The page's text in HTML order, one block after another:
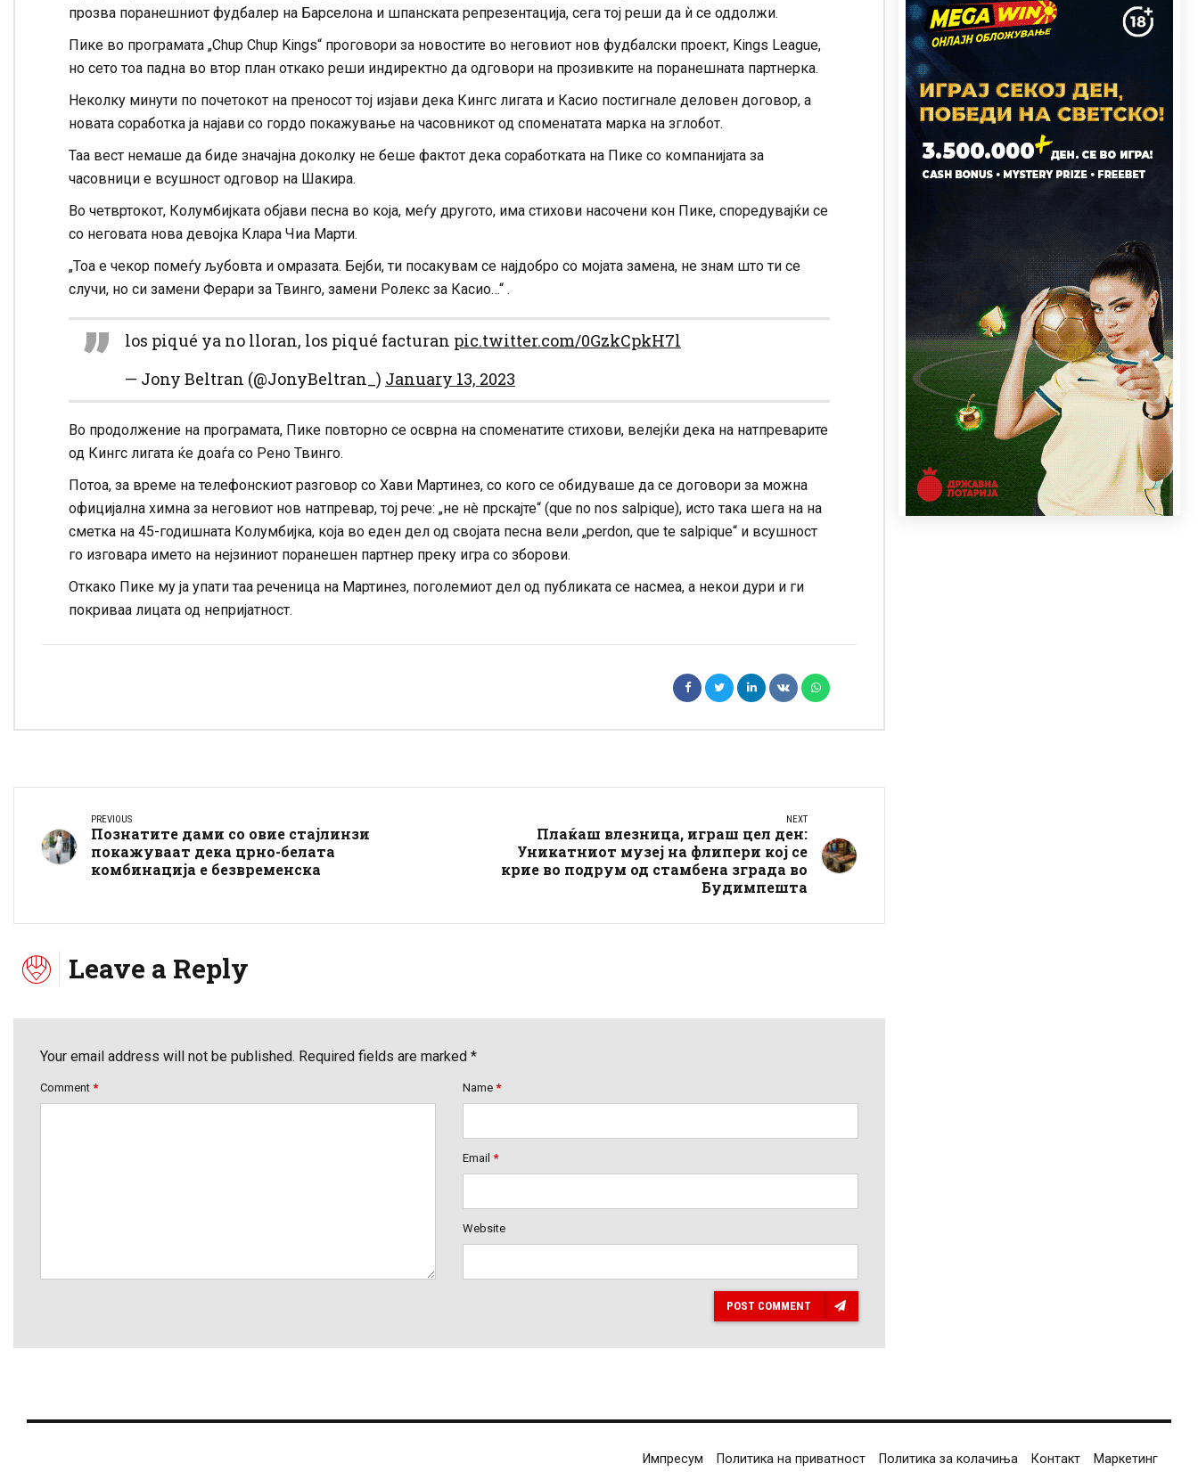
прозва поранешниот фудбалер на Барселона и шпанската репрезентација, сега тој реши да ѝ се оддолжи.
Пике во програмата „Chup Chup Kings“ проговори за новостите во неговиот нов фудбалски проект, Kings League,
но сето тоа падна во втор план откако реши индиректно да одговори на прозивките на поранешната партнерка.
Неколку минути по почетокот на преносот тој изјави дека Кингс лигата и Касио постигнале деловен договор, а
новата соработка ја најави со гордо покажување на часовникот од споменатата марка на зглобот.
Таа вест немаше да биде значајна доколку не беше фактот дека соработката на Пике со компанијата за
часовници е всушност одговор на Шакира.
Во четвртокот, Колумбијката објави песна во која, меѓу другото, има стихови насочени кон Пике, споредувајќи се
со неговата нова девојка Клара Чиа Марти.
„Тоа е чекор помеѓу љубовта и омразата. Бејби, ти посакувам се најдобро со мојата замена, не знам што ти се
случи, но си замени Ферари за Твинго, замени Ролекс за Касио…“ .
los piqué ya no lloran, los piqué facturan pic.twitter.com/0GzkCpkH7l
— Jony Beltran (@JonyBeltran_) January 13, 2023
Во продолжение на програмата, Пике повторно се осврна на споменатите стихови, велејќи дека на натпреварите
од Кингс лигата ќе доаѓа со Рено Твинго.
Потоа, за време на телефонскиот разговор со Хави Мартинез, со кого се обидуваше да се договори за можна
официјална химна за неговиот нов натпревар, тој рече: „не нè прскајте“ (que no nos salpique), исто така шега на на
сметка на 45-годишната Колумбијка, која во еден дел од својата песна вели „perdon, que te salpique“ и всушност
го изговара името на нејзиниот поранешен партнер преку игра со зборови.
Откако Пике му ја упати таа реченица на Мартинез, поголемиот дел од публиката се насмеа, а некои дури и ги
покриваа лицата од непријатност.
PREVIOUS
Познатите дами со овие стајлинзи
покажуваат дека црно-белата
комбинација е безвременска
NEXT
Плаќаш влезница, играш цел ден:
Уникатниот музеј на флипери кој се
крие во подрум од стамбена зграда во
Будимпешта
Leave a Reply
Your email address will not be published. Required fields are marked *
Comment * Name *
Email *
Website
POST COMMENT
Импресум Политика на приватност Политика за колачиња Контакт Маркетинг